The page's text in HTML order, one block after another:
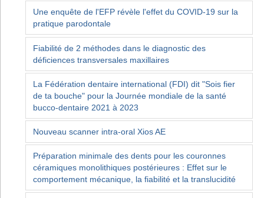
Une enquête de l'EFP révèle l'effet du COVID-19 sur la
pratique parodontale
Fiabilité de 2 méthodes dans le diagnostic des
déficiences transversales maxillaires
La Fédération dentaire international (FDI) dit "Sois fier
de ta bouche" pour la Journée mondiale de la santé
bucco-dentaire 2021 à 2023
Nouveau scanner intra-oral Xios AE
Préparation minimale des dents pour les couronnes
céramiques monolithiques postérieures : Effet sur le
comportement mécanique, la fiabilité et la translucidité